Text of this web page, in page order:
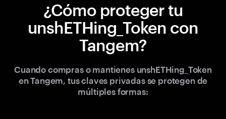
¿Cómo proteger tu
unshETHing_Token con
Tangem?
Cuando compras o mantienes unshETHing_Token
en Tangem, tus claves privadas se protegen de
múltiples formas: